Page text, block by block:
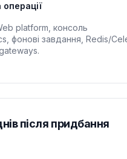
platform, консоль
фонові завдання, Redis/
після придбання